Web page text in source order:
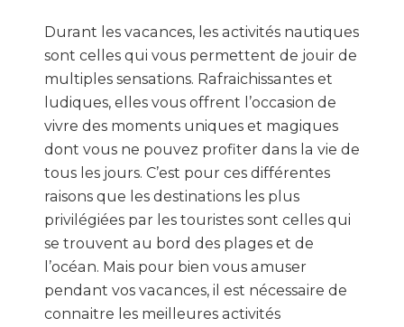
Durant les vacances, les activités nautiques
sont celles qui vous permettent de jouir de
multiples sensations. Rafraichissantes et
ludiques, elles vous offrent l’occasion de
vivre des moments uniques et magiques
dont vous ne pouvez profiter dans la vie de
tous les jours. C’est pour ces différentes
raisons que les destinations les plus
privilégiées par les touristes sont celles qui
se trouvent au bord des plages et de
l’océan. Mais pour bien vous amuser
pendant vos vacances, il est nécessaire de
connaitre les meilleures activités